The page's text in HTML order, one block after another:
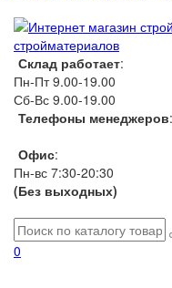
стройматериалов
Склад работает:
Пн-Пт 9.00-19.00
Сб-Вс 9.00-19.00
Телефоны менеджеров:
Офис:
Пн-вс 7:30-20:30
(Без выходных)
0